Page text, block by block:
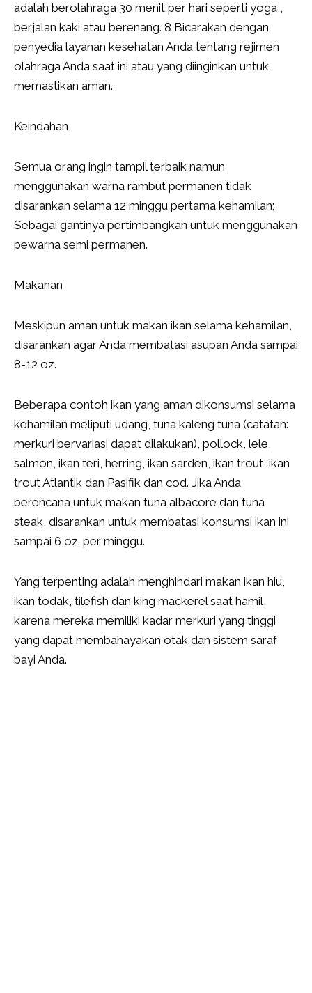
adalah berolahraga 30 menit per hari seperti yoga ,
berjalan kaki atau berenang. 8 Bicarakan dengan
penyedia layanan kesehatan Anda tentang rejimen
olahraga Anda saat ini atau yang diinginkan untuk
memastikan aman.
Keindahan
Semua orang ingin tampil terbaik namun
menggunakan warna rambut permanen tidak
disarankan selama 12 minggu pertama kehamilan;
Sebagai gantinya pertimbangkan untuk menggunakan
pewarna semi permanen.
Makanan
Meskipun aman untuk makan ikan selama kehamilan,
disarankan agar Anda membatasi asupan Anda sampai
8-12 oz.
Beberapa contoh ikan yang aman dikonsumsi selama
kehamilan meliputi udang, tuna kaleng tuna (catatan:
merkuri bervariasi dapat dilakukan), pollock, lele,
salmon, ikan teri, herring, ikan sarden, ikan trout, ikan
trout Atlantik dan Pasifik dan cod. Jika Anda
berencana untuk makan tuna albacore dan tuna
steak, disarankan untuk membatasi konsumsi ikan ini
sampai 6 oz. per minggu.
Yang terpenting adalah menghindari makan ikan hiu,
ikan todak, tilefish dan king mackerel saat hamil,
karena mereka memiliki kadar merkuri yang tinggi
yang dapat membahayakan otak dan sistem saraf
bayi Anda.